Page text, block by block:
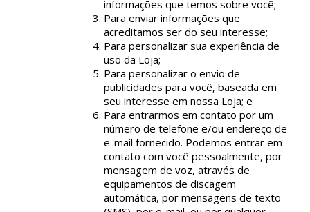
informações que temos sobre você;
Para enviar informações que
acreditamos ser do seu interesse;
Para personalizar sua experiência de
uso da Loja;
Para personalizar o envio de
publicidades para você, baseada em
seu interesse em nossa Loja; e
Para entrarmos em contato por um
número de telefone e/ou endereço de
e-mail fornecido. Podemos entrar em
contato com você pessoalmente, por
mensagem de voz, através de
equipamentos de discagem
automática, por mensagens de texto